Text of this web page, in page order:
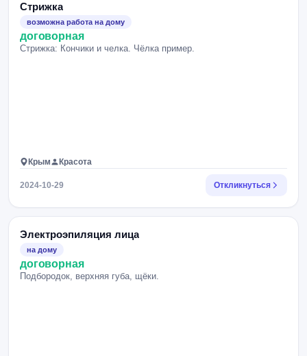
Стрижка
возможна работа на дому
договорная
Стрижка: Кончики и чeлка. Чёлка пример.
Крым Красота
2024-10-29 Откликнуться
Электроэпиляция лица
на дому
договорная
Подбородок, верхняя губа, щёки.